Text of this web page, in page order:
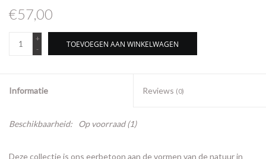
€57,00
+
-
TOEVOEGEN AAN WINKELWAGEN
Informatie Reviews (0)
Beschikbaarheid: Op voorraad(1)
Deze collectie is ons eerbetoon aan de vormen van de natuur in